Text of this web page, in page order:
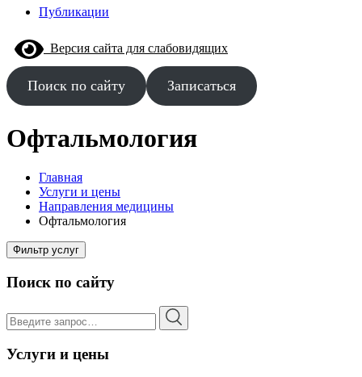
Публикации
Версия сайта для слабовидящих
Поиск по сайту Записаться
Офтальмология
Главная
Услуги и цены
Направления медицины
Офтальмология
Фильтр услуг
Поиск по сайту
Услуги и цены